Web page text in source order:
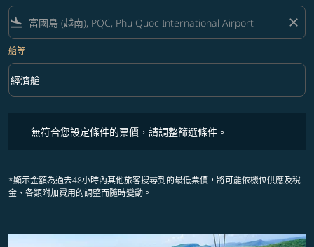
flight_land close
艙等
艙等 option 經濟艙 Selected
經濟艙
keyboard_arrow_down
無符合您設定條件的票價，請調整篩選條件。
*顯示金額為過去48小時內其他旅客搜尋到的最低票價，將可能依機位供應及稅
金、各類附加費用的調整而隨時變動。